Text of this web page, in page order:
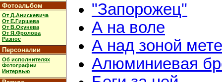
Фотоальбом
От Д.Анискевича
От Е.Гиршева
От В.Окунева
От Я.Фролова
Разное
Персоналии
Об исполнителях
Фотографии
Интервью
"Запорожец"
А на воле
А над зоной
Алюминиевая